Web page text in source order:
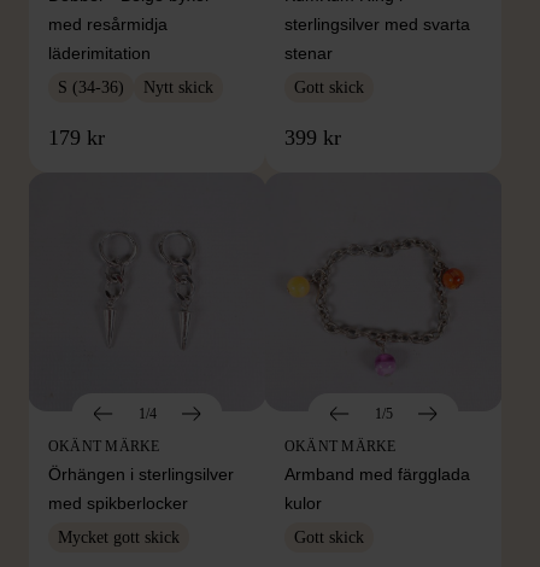
med resårmidja
läderimitation
S (34-36) Nytt skick
179 kr
sterlingsilver med svarta
stenar
Gott skick
399 kr
1/4
OKÄNT MÄRKE
Örhängen i sterlingsilver
med spikberlocker
Mycket gott skick
1/5
OKÄNT MÄRKE
Armband med färgglada
kulor
Gott skick